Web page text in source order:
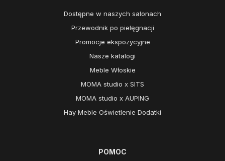
Dostępne w naszych salonach
Przewodnik po pielęgnacji
Promocje ekspozycyjne
Nasze katalogi
Meble Włoskie
MOMA studio x SITS
MOMA studio x AUPING
Hay Meble Oświetlenie Dodatki
POMOC